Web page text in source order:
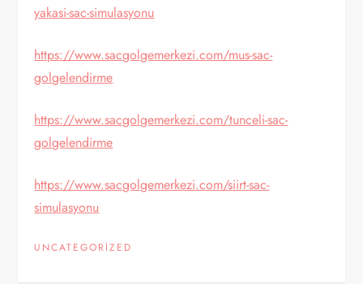
yakasi-sac-simulasyonu
https://www.sacgolgemerkezi.com/mus-sac-
golgelendirme
https://www.sacgolgemerkezi.com/tunceli-sac-
golgelendirme
https://www.sacgolgemerkezi.com/siirt-sac-
simulasyonu
UNCATEGORIZED